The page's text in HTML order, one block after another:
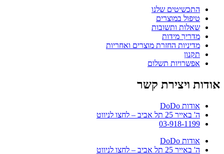
התכשיטים שלנו
טיפול במוצרים
שאלות ותשובות
מדריך מידות
מדיניות החזרת מוצרים ואחריות
תקנון
אפשרויות תשלום
אודות ויצירת קשר
אודות DoDo
ה' באייר 25 תל אביב – לחצו לניווט
03-918-1199
אודות DoDo
ה' באייר 25 תל אביב – לחצו לניווט